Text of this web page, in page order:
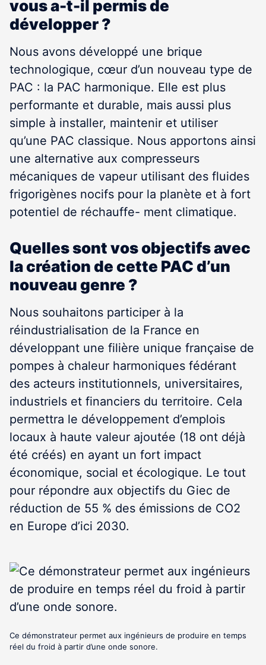
vous a-t-il permis de
développer ?
Nous avons développé une brique
technologique, cœur d’un nouveau type de
PAC : la PAC harmonique. Elle est plus
performante et durable, mais aussi plus
simple à installer, maintenir et utiliser
qu’une PAC classique. Nous apportons ainsi
une alternative aux compresseurs
mécaniques de vapeur utilisant des fluides
frigorigènes nocifs pour la planète et à fort
potentiel de réchauffe- ment climatique.
Quelles sont vos objectifs avec
la création de cette PAC d’un
nouveau genre ?
Nous souhaitons participer à la
réindustrialisation de la France en
développant une filière unique française de
pompes à chaleur harmoniques fédérant
des acteurs institutionnels, universitaires,
industriels et financiers du territoire. Cela
permettra le développement d’emplois
locaux à haute valeur ajoutée (18 ont déjà
été créés) en ayant un fort impact
économique, social et écologique. Le tout
pour répondre aux objectifs du Giec de
réduction de 55 % des émissions de CO2
en Europe d’ici 2030.
Ce démonstrateur permet aux ingénieurs de produire en temps
réel du froid à partir d’une onde sonore.